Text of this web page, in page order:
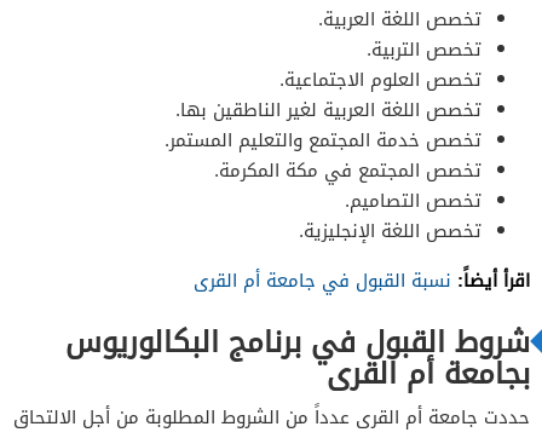
تخصص اللغة العربية.
تخصص التربية.
تخصص العلوم الاجتماعية.
تخصص اللغة العربية لغير الناطقين بها.
تخصص خدمة المجتمع والتعليم المستمر.
تخصص المجتمع في مكة المكرمة.
تخصص التصاميم.
تخصص اللغة الإنجليزية.
اقرأ أيضاً: نسبة القبول في جامعة أم القرى
شروط القبول في برنامج البكالوريوس
بجامعة أم القرى
حددت جامعة أم القرى عدداً من الشروط المطلوبة من أجل الالتحاق